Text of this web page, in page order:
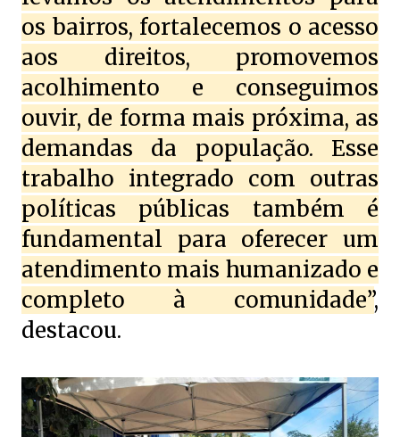
os bairros, fortalecemos o acesso
aos direitos, promovemos
acolhimento e conseguimos
ouvir, de forma mais próxima, as
demandas da população. Esse
trabalho integrado com outras
políticas públicas também é
fundamental para oferecer um
atendimento mais humanizado e
completo à comunidade”,
destacou.